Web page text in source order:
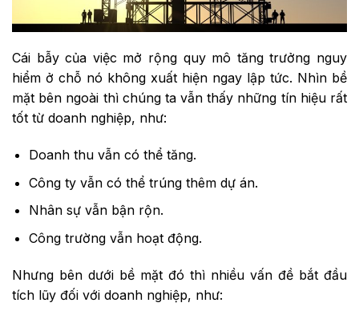
Cái bẫy của việc mở rộng quy mô tăng trưởng nguy
hiểm ở chỗ nó không xuất hiện ngay lập tức. Nhìn bề
mặt bên ngoài thì chúng ta vẫn thấy những tín hiệu rất
tốt từ doanh nghiệp, như:
Doanh thu vẫn có thể tăng.
Công ty vẫn có thể trúng thêm dự án.
Nhân sự vẫn bận rộn.
Công trường vẫn hoạt động.
Nhưng bên dưới bề mặt đó thì nhiều vấn đề bắt đầu
tích lũy đối với doanh nghiệp, như: